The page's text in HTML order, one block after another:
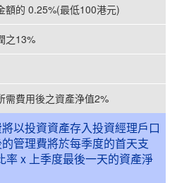
額的 0.25%(最低100港元)
之13%
需費用後之資產浄值2%
以投資資產存入投資經理戶口
管理費將於每季度的首天支
率 x 上季度最後一天的資產淨